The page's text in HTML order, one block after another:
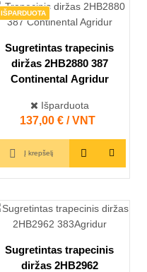
IŠPARDUOTA
Sugretintas trapecinis
diržas 2HB2880 387
Continental Agridur
Išparduota
Kaina
137,00 € / VNT
Į krepšelį
Sugretintas trapecinis
diržas 2HB2962